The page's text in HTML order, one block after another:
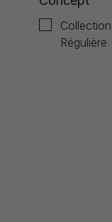
Collection
Régulière